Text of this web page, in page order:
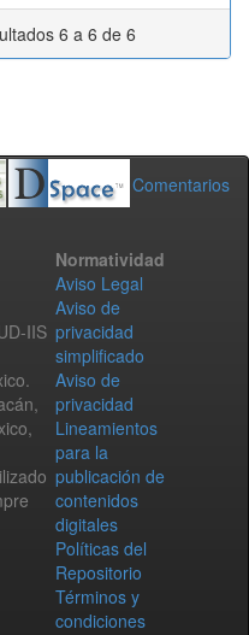
6 a 6 de 6
Comentarios
IIS
Normatividad
Aviso Legal
Aviso de
privacidad
simplificado
Aviso de
privacidad
Lineamientos
para la
publicación de
contenidos
digitales
Políticas del
Repositorio
Términos y
condiciones